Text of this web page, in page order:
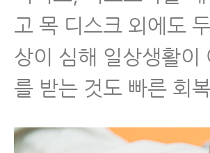
고 목 디스크 외에도
상이 심해 일상생활이
를 받는 것도 빠른 회